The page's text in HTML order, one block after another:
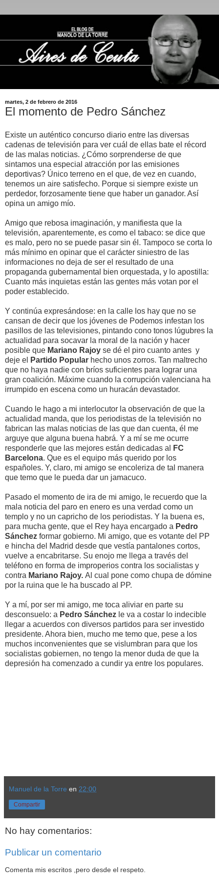
martes, 2 de febrero de 2016
El momento de Pedro Sánchez
Existe un auténtico concurso diario entre las diversas
cadenas de televisión para ver cuál de ellas bate el récord
de las malas noticias. ¿Cómo sorprenderse de que
sintamos una especial atracción por las emisiones
deportivas? Único terreno en el que, de vez en cuando,
tenemos un aire satisfecho. Porque si siempre existe un
perdedor, forzosamente tiene que haber un ganador. Así
opina un amigo mío.
Amigo que rebosa imaginación, y manifiesta que la
televisión, aparentemente, es como el tabaco: se dice que
es malo, pero no se puede pasar sin él. Tampoco se corta lo
más mínimo en opinar que el carácter siniestro de las
informaciones no deja de ser el resultado de una
propaganda gubernamental bien orquestada, y lo apostilla:
Cuanto más inquietas están las gentes más votan por el
poder establecido.
Y continúa expresándose: en la calle los hay que no se
cansan de decir que los jóvenes de Podemos infestan los
pasillos de las televisiones, pintando cono tonos lúgubres la
actualidad para socavar la moral de la nación y hacer
posible que Mariano Rajoy se dé el piro cuanto antes y
deje el
Partido Popular hecho unos zorros. Tan maltrecho
que no haya nadie con bríos suficientes para lograr una
gran coalición. Máxime cuando la corrupción valenciana ha
irrumpido en escena como un huracán devastador.
Cuando le hago a mi interlocutor la observación de que la
actualidad manda, que los periodistas de la televisión no
fabrican las malas noticias de las que dan cuenta, él me
arguye que alguna buena habrá. Y a mí se me ocurre
responderle que las mejores están dedicadas al
FC
Barcelona. Que es el equipo más querido por los
españoles. Y, claro, mi amigo se encoleriza de tal manera
que temo que le pueda dar un jamacuco.
Pasado el momento de ira de mi amigo, le recuerdo que la
mala noticia del paro en enero es una verdad como un
templo y no un capricho de los periodistas. Y la buena es,
para mucha gente, que el Rey haya encargado a Pedro
Sánchez formar gobierno. Mi amigo, que es votante del PP
e hincha del Madrid desde que vestía pantalones cortos,
vuelve a encabritarse. Su enojo me llega a través del
teléfono en forma de improperios contra los socialistas y
contra Mariano Rajoy. Al cual pone como chupa de dómine
por la ruina que le ha buscado al PP.
Y a mí, por ser mi amigo, me toca aliviar en parte su
desconsuelo: a Pedro Sánchez le va a costar lo indecible
llegar a acuerdos con diversos partidos para ser investido
presidente. Ahora bien, mucho me temo que, pese a los
muchos inconvenientes que se vislumbran para que los
socialistas gobiernen, no tengo la menor duda de que la
depresión ha comenzado a cundir ya entre los populares.
Manuel de la Torre en 22:00
Compartir
No hay comentarios:
Publicar un comentario
Comenta mis escritos ,pero desde el respeto.